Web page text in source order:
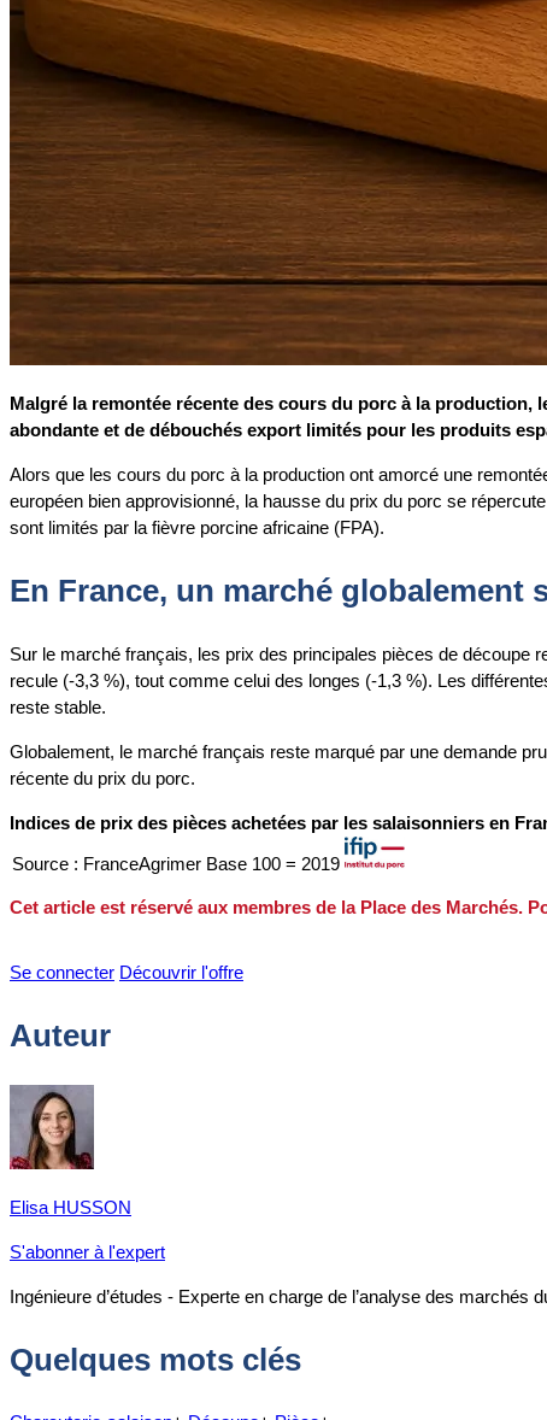
Malgré la remontée récente des cours du porc à la production,
abondante et de débouchés export limités pour les produits
Alors que les cours du porc à la production ont amorcé une
européen bien approvisionné, la hausse du prix du porc se
sont limités par la fièvre porcine africaine (FPA).
En France, un marché globalement
Sur le marché français, les prix des principales pièces de découpe
recule (-3,3 %), tout comme celui des longes (-1,3 %). Les
reste stable.
Globalement, le marché français reste marqué par une demande
récente du prix du porc.
Indices de prix des pièces achetées par les salaisonniers en
Source : FranceAgrimer Base 100 = 2019
Cet article est réservé aux membres de la Place des Marchés.
Se connecter Découvrir l'offre
Auteur
Elisa HUSSON
S'abonner à l'expert
Ingénieure d’études - Experte en charge de l’analyse des marchés
Quelques mots clés